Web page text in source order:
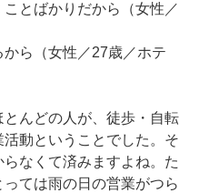
ことばかりだから（女性／
から（女性／27歳／ホテ
んどの人が、徒歩・自転
動ということでした。そ
なくて済みますよね。た
ては雨の日の営業がつら